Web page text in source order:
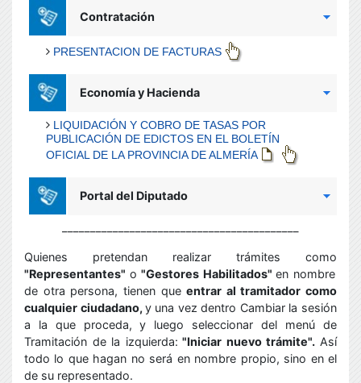
Quienes pretendan realizar trámites como
"Representantes" o "Gestores Habilitados"en nombre
de otra persona, tienen queentrar al tramitador como
cualquier ciudadano,y una vez dentro Cambiar la sesión
a la que proceda, y luego seleccionar del menú de
Tramitación de la izquierda: "Iniciar nuevo trámite". Así
todo lo que hagan no será en nombre propio, sino en el
de su representado.